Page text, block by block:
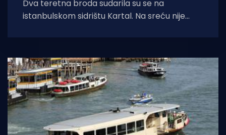
Dva teretna broda sudarila su se na
istanbulskom sidrištu Kartal. Na sreću nije